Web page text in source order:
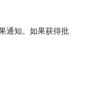
通知。如果获得批